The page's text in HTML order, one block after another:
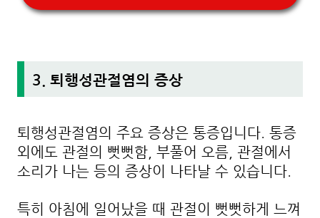
3. 퇴행성관절염의 증상
퇴행성관절염의 주요 증상은 통증입니다. 통증
외에도 관절의 뻣뻣함, 부풀어 오름, 관절에서
소리가 나는 등의 증상이 나타날 수 있습니다.
특히 아침에 일어났을 때 관절이 뻣뻣하게 느껴